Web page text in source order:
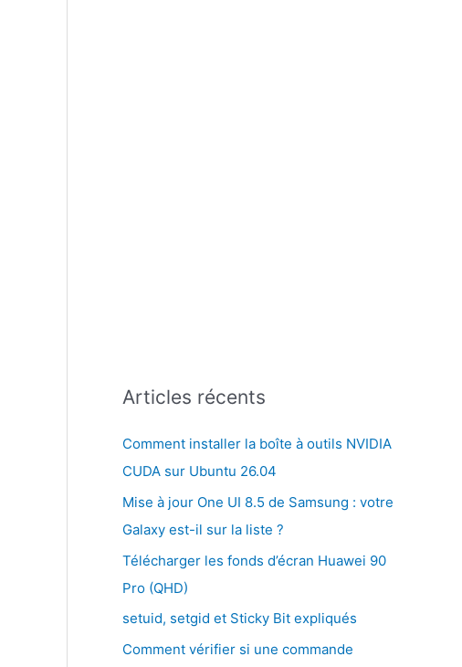
Articles récents
Comment installer la boîte à outils NVIDIA
CUDA sur Ubuntu 26.04
Mise à jour One UI 8.5 de Samsung : votre
Galaxy est-il sur la liste ?
Télécharger les fonds d’écran Huawei 90
Pro (QHD)
setuid, setgid et Sticky Bit expliqués
Comment vérifier si une commande